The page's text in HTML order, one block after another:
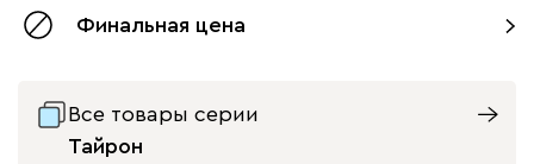
Финальная цена
Все товары серии
Тайрон